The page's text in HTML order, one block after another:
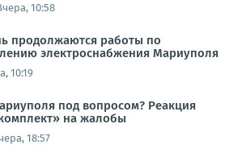
10:58
продолжаются работы по
электроснабжения Мариуполя
10:19
под вопросом? Реакция
на жалобы
18:57